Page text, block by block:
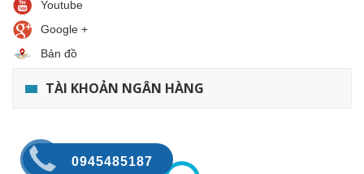
Youtube
Google +
Bản đồ
TÀI KHOẢN NGÂN HÀNG
0945485187